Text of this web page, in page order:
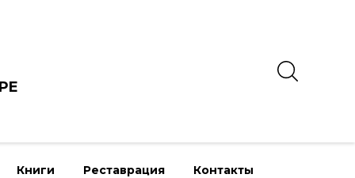
Книги Реставрация Контакты